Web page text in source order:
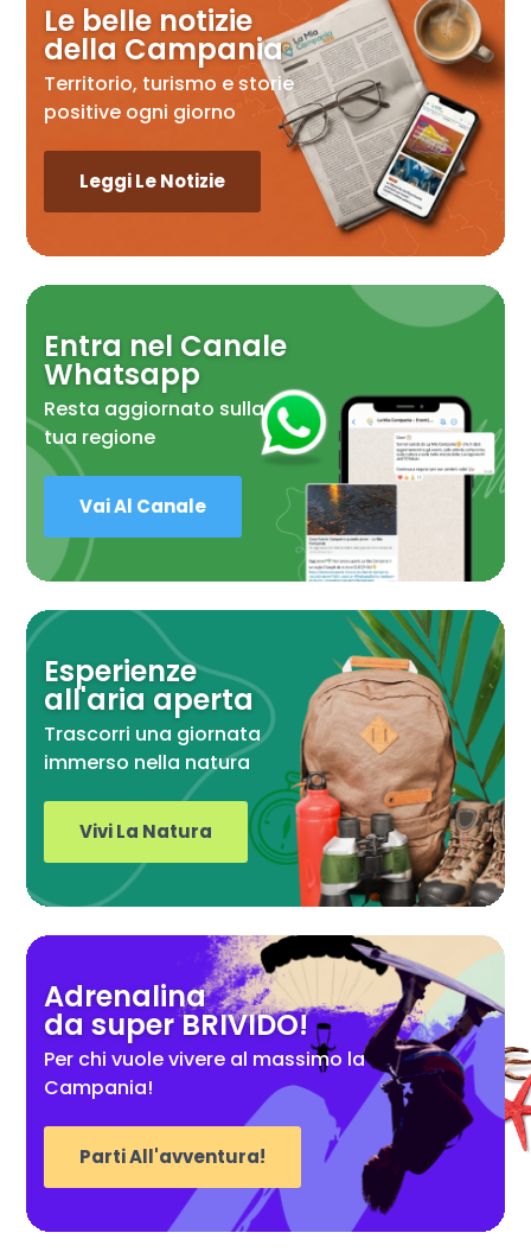
Le belle notizie
della Campania
Territorio, turismo e storie
positive ogni giorno
Leggi Le Notizie
Entra nel Canale
Whatsapp
Resta aggiornato sulla
tua regione
Vai Al Canale
Esperienze
all'aria aperta
Trascorri una giornata
immerso nella natura
Vivi La Natura
Adrenalina
da super BRIVIDO!
Per chi vuole vivere al massimo la
Campania!
Parti All'avventura!